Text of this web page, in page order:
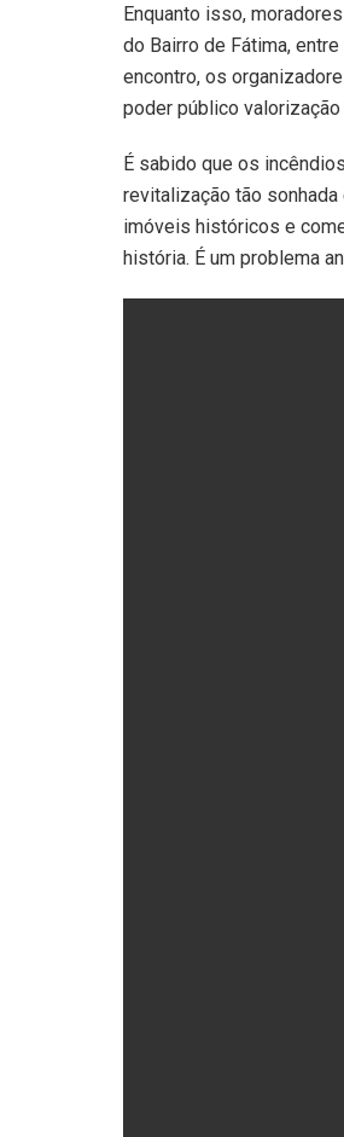
Enquanto isso,
do Bairro de Fátima,
encontro, os
poder público valorização
É sabido que os
revitalização tão
imóveis históricos e
história. É um problema